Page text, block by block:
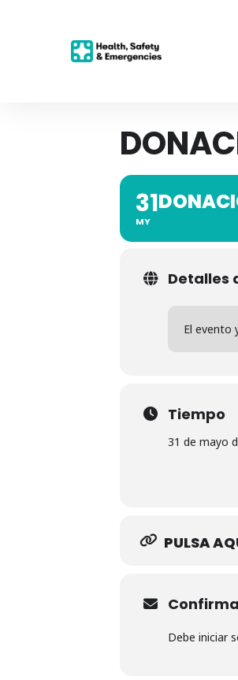
31
MY
Detalles
El evento
Tiempo
31 de mayo
PULSA
Debe iniciar